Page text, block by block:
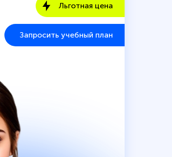
Льготная цена
Запросить учебный план